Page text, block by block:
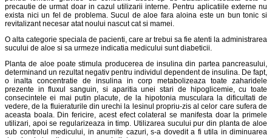
precautie de urmat doar in cazul utilizarii interne. Pentru aplicatiile externe nu
exista nici un fel de problema. Sucul de aloe fara aloina este un bun tonic si
revitalizant necesar atat noului nascut cat si mamei.
O alta categorie speciala de pacienti, care ar trebui sa fie atenti la administrarea
sucului de aloe si sa urmeze indicatia medicului sunt diabeticii.
Planta de aloe poate stimula producerea de insulina din partea pancreasului,
determinand un rezultat negativ pentru individul dependent de insulina. De fapt,
o inalta concentratie de insulina in corp metabolizeaza toate zaharidele
prezente in fluxul sanguin, si aparitia unei stari de hipoglicemie, cu toate
consecintele ei mai putin placute, de la hipotonia musculara la dificultati de
vedere, de la fluieraturile din urechi la lesinul propriu-zis al celor care sufera de
aceasta boala. Din fericire, acest efect colateral se manifesta doar la primele
utilizari, apoi se regularizeaza in timp. Utilizarea sucului pur din planta de aloe
sub controlul medicului, in anumite cazuri, s-a dovedit a fi utila in diminuarea